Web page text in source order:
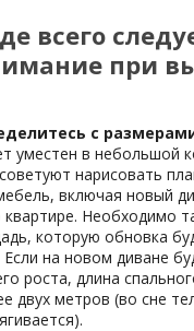
всего
при
с
уместен в небольшой
нарисовать
включая новый
Необходимо
которую обновка
на новом диване
роста, длина
двух метров (во сне